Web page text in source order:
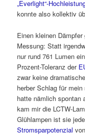
„Everlight“-
konnte also kollektiv
Einen kleinen
Messung: Statt
nur rund 761 Lumen
Prozent-Toleranz der
zwar keine
herber Schlag für
hatte nämlich spontan
kam mir die LCTW-
Glühlampen ist sie
Stromsparpotenzial